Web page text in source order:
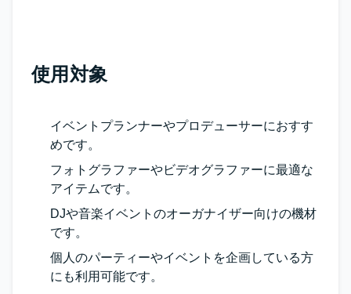
使用対象
イベントプランナーやプロデューサーにおすす
めです。
フォトグラファーやビデオグラファーに最適な
アイテムです。
DJや音楽イベントのオーガナイザー向けの機材
です。
個人のパーティーやイベントを企画している方
にも利用可能です。